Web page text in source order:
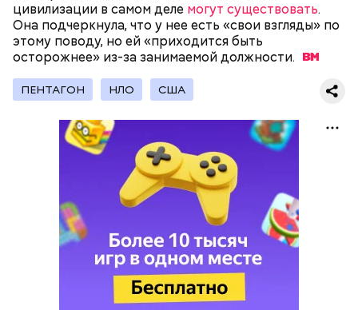
цивилизации в самом деле могут существовать.
Она подчеркнула, что у нее есть «свои взгляды» по
этому поводу, но ей «приходится быть
осторожнее» из-за занимаемойдолжности.
ПЕНТАГОН НЛО США
Остров Сокотра, Йемен